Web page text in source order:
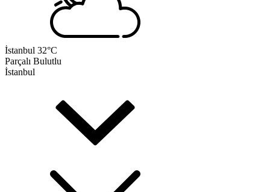
İstanbul 32°C
Parçalı Bulutlu
İstanbul